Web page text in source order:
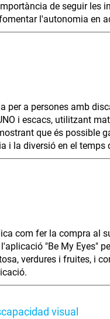
de seguir les
l'autonomia en
per a persones amb
i escacs, utilitzant
que és possible
i la diversió en el temps
com fer la compra al
"Be My Eyes"
verdures i fruites, i
visual